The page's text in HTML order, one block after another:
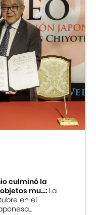
culminó la
mu...:La
en el